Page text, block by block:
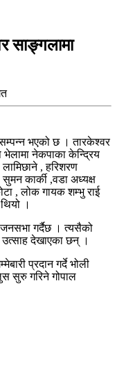
साङ्गलामा
भएको छ । तारकेश्वर
भेलामा नेकपाका केन्द्रिय
, हरिशरण
कार्की ,वडा अध्यक्ष
, लोक गायक शम्भु राई
।
गर्दैछ । त्यसैको
देखाएका छन् ।
प्रदान गर्दे भोली
सुरु गरिने गोपाल